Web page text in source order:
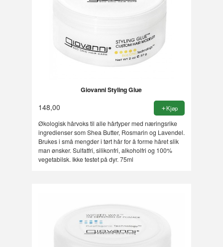
Giovanni Styling Glue
148,00 Kjøp
Økologisk hårvoks til alle hårtyper med næringsrike
ingredienser som Shea Butter, Rosmarin og Lavendel.
Brukes i små mengder i tørt hår for å forme håret slik
man ønsker. Sulfatfri, silikonfri, alkoholfri og 100%
vegetabilsk. Ikke testet på dyr. 75ml